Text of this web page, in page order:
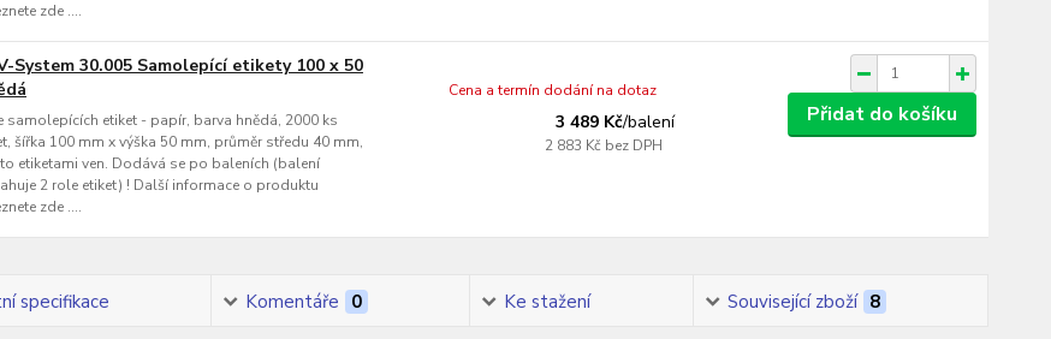
zde ....
System 30.005 Samolepící etikety 100 x 50
samolepících etiket - papír, barva hnědá, 2000 ks
šířka 100 mm x výška 50 mm, průměr středu 40 mm,
etiketami ven. Dodává se po baleních (balení
2 role etiket) ! Další informace o produktu
zde ....
3 489 Kč/balení
2 883 Kč bez DPH
Cena a termín dodání na dotaz
Přidat do košíku
specifikace Komentáře 0 Ke stažení Související zboží 8